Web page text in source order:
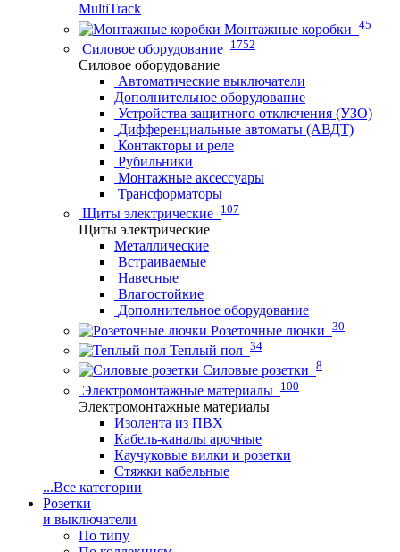
MultiTrack
Монтажные коробки 45
Силовое оборудование 1752
Силовое оборудование
Автоматические выключатели
Дополнительное оборудование
Устройства защитного отключения (УЗО)
Дифференциальные автоматы (АВДТ)
Контакторы и реле
Рубильники
Монтажные аксессуары
Трансформаторы
Щиты электрические 107
Щиты электрические
Металлические
Встраиваемые
Навесные
Влагостойкие
Дополнительное оборудование
Розеточные лючки 30
Теплый пол 34
Силовые розетки 8
Электромонтажные материалы 100
Электромонтажные материалы
Изолента из ПВХ
Кабель-каналы арочные
Каучуковые вилки и розетки
Стяжки кабельные
...Все категории
Розетки
и выключатели
По типу